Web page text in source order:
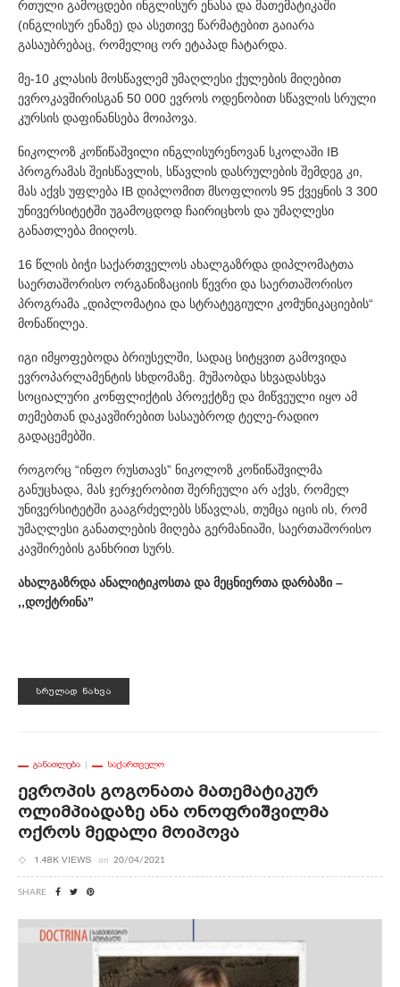
რთული გამოცდები ინგლისურ ენასა და მათემატიკაში
(ინგლისურ ენაზე) და ასეთივე წარმატებით გაიარა
გასაუბრებაც, რომელიც ორ ეტაპად ჩატარდა.
მე-10 კლასის მოსწავლემ უმაღლესი ქულების მიღებით
ევროკავშირისგან 50 000 ევროს ოდენობით სწავლის სრული
კურსის დაფინანსება მოიპოვა.
ნიკოლოზ კოწიწაშვილი ინგლისურენოვან სკოლაში IB
პროგრამას შეისწავლის, სწავლის დასრულების შემდეგ კი,
მას აქვს უფლება IB დიპლომით მსოფლიოს 95 ქვეყნის 3 300
უნივერსიტეტში უგამოცდოდ ჩაირიცხოს და უმაღლესი
განათლება მიიღოს.
16 წლის ბიჭი საქართველოს ახალგაზრდა დიპლომატთა
საერთაშორისო ორგანიზაციის წევრი და საერთაშორისო
პროგრამა „დიპლომატია და სტრატეგიული კომუნიკაციების“
მონაწილეა.
იგი იმყოფებოდა ბრიუსელში, სადაც სიტყვით გამოვიდა
ევროპარლამენტის სხდომაზე. მუშაობდა სხვადასხვა
სოციალური კონფლიქტის პროექტზე და მიწვეული იყო ამ
თემებთან დაკავშირებით სასაუბროდ ტელე-რადიო
გადაცემებში.
როგორც “ინფო რუსთავს” ნიკოლოზ კოწიწაშვილმა
განუცხადა, მას ჯერჯერობით შერჩეული არ აქვს, რომელ
უნივერსიტეტში გააგრძელებს სწავლას, თუმცა იცის ის, რომ
უმაღლესი განათლების მიღება გერმანიაში, საერთაშორისო
კავშირების განხრით სურს.
ახალგაზრდა ანალიტიკოსთა და მეცნიერთა დარბაზი –
,,დოქტრინა”
ᲡᲠᲣᲚᲐᲓ ᲜᲐᲮᲕᲐ
ᲒᲐᲜᲐᲗᲚᲔᲑᲐ ᲡᲐᲥᲐᲠᲗᲕᲔᲚᲝ
Ევროპის Გოგონათა Მათემატიკურ
Ოლიმპიადაზე Ანა Ონოფრიშვილმა
Ოქროს Მედალი Მოიპოვა
1.48K VIEWS on 20/04/2021
SHARE